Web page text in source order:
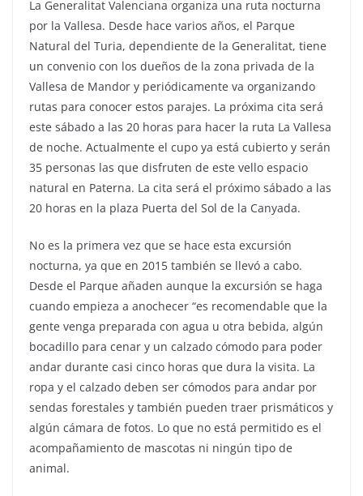
La Generalitat Valenciana organiza una ruta nocturna
por la Vallesa. Desde hace varios años, el Parque
Natural del Turia, dependiente de la Generalitat, tiene
un convenio con los dueños de la zona privada de la
Vallesa de Mandor y periódicamente va organizando
rutas para conocer estos parajes. La próxima cita será
este sábado a las 20 horas para hacer la ruta La Vallesa
de noche. Actualmente el cupo ya está cubierto y serán
35 personas las que disfruten de este vello espacio
natural en Paterna. La cita será el próximo sábado a las
20 horas en la plaza Puerta del Sol de la Canyada.
No es la primera vez que se hace esta excursión
nocturna, ya que en 2015 también se llevó a cabo.
Desde el Parque añaden aunque la excursión se haga
cuando empieza a anochecer “es recomendable que la
gente venga preparada con agua u otra bebida, algún
bocadillo para cenar y un calzado cómodo para poder
andar durante casi cinco horas que dura la visita. La
ropa y el calzado deben ser cómodos para andar por
sendas forestales y también pueden traer prismáticos y
algún cámara de fotos. Lo que no está permitido es el
acompañamiento de mascotas ni ningún tipo de
animal.